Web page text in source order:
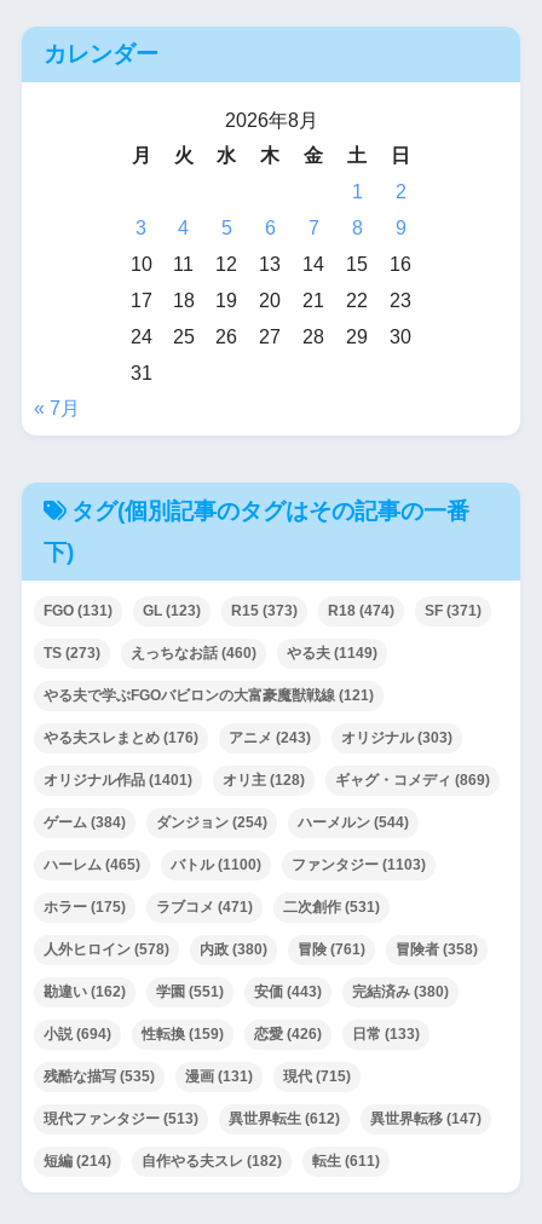
カレンダー
2026年8月
月
火 水 木 金 土
日
1
2
3
4 5 6 7 8
9
10
11 12 13 14 15
16
17
18 19 20 21 22
23
24
25 26 27 28 29
30
31
« 7月
タグ(個別記事のタグはその記事の一番
下)
FGO(131) GL(123) R15(373) R18(474) SF(371)
TS(273) えっちなお話(460) やる夫(1149)
やる夫で学ぶFGOバビロンの大富豪魔獣戦線(121)
やる夫スレまとめ(176) アニメ (243) オリジナル(303)
オリジナル作品(1401) オリ主(128) ギャグ・コメディ (869)
ゲーム(384) ダンジョン(254) ハーメルン(544)
ハーレム(465) バトル(1100) ファンタジー(1103)
ホラー(175) ラブコメ (471) 二次創作(531)
人外ヒロイン(578) 内政(380) 冒険(761) 冒険者(358)
勘違い(162) 学園 (551) 安価(443) 完結済み(380)
小説(694) 性転換(159) 恋愛(426) 日常 (133)
残酷な描写(535) 漫画(131) 現代(715)
現代ファンタジー(513) 異世界転生(612) 異世界転移(147)
短編(214) 自作やる夫スレ (182) 転生(611)